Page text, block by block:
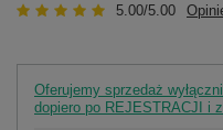
5.00/5.00
Oferujemy sprzedaż
dopiero po REJESTRACJI i